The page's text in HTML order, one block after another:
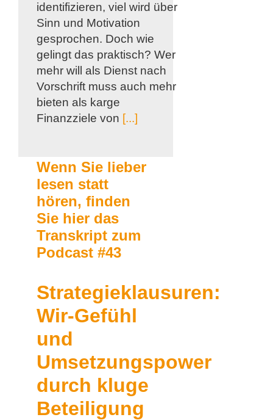
identifizieren, viel wird über
Sinn und Motivation
gesprochen. Doch wie
gelingt das praktisch? Wer
mehr will als Dienst nach
Vorschrift muss auch mehr
bieten als karge
Finanzziele von [...]
Wenn Sie lieber
lesen statt
hören, finden
Sie hier das
Transkript zum
Podcast #43
Strategieklausuren:
Wir-Gefühl
und
Umsetzungspower
durch kluge
Beteiligung